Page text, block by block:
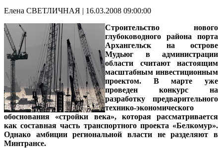
Елена СВЕТЛИЧНАЯ | 16.03.2008 09:00:00
Строительство нового
глубоководного района порта
Архангельск на острове
Мудьюг в администрации
области считают настоящим
масштабным инвестиционным
проектом. В марте уже
проведен конкурс на
разработку предварительного
технико-экономического
обоснования «стройки века», которая рассматривается
как составная часть транспортного проекта «Белкомур».
Однако амбиции региональной власти не разделяют в
Минтрансе.